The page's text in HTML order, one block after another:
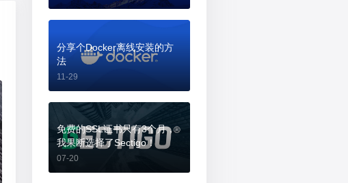
分享个Docker离线安装的方
法
11-29
免费的SSL证书只有3个月，
我果断选择了Sectigo！
07-20